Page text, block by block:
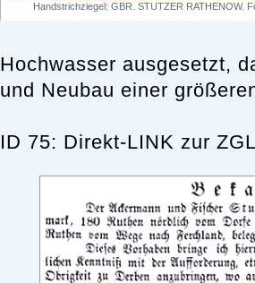
Handstrichziegel: GBR. STUTZER RATHENOW.
Hochwasser ausgesetzt,
und Neubau einer
ID 75: Direkt-LINK zur